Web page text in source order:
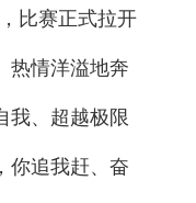
比赛正式拉开
热情洋溢地奔
我、超越极限
你追我赶、奋